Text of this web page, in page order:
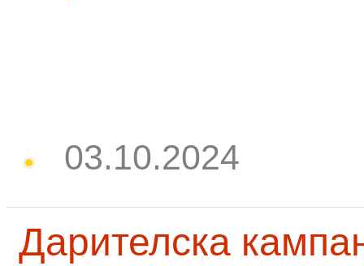
03.10.2024
Дарителска